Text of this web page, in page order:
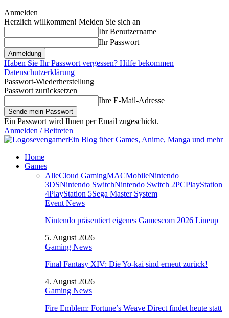
Anmelden
Herzlich willkommen! Melden Sie sich an
Ihr Benutzername
Ihr Passwort
Haben Sie Ihr Passwort vergessen? Hilfe bekommen
Datenschutzerklärung
Passwort-Wiederherstellung
Passwort zurücksetzen
Ihre E-Mail-Adresse
Ein Passwort wird Ihnen per Email zugeschickt.
Anmelden / Beitreten
sevengamerEin Blog über Games, Anime, Manga und mehr
Home
Games
AlleCloud GamingMACMobileNintendo
3DSNintendo SwitchNintendo Switch 2PCPlayStation
4PlayStation 5Sega Master System
Event News
Nintendo präsentiert eigenes Gamescom 2026 Lineup
5. August 2026
Gaming News
Final Fantasy XIV: Die Yo-kai sind erneut zurück!
4. August 2026
Gaming News
Fire Emblem: Fortune’s Weave Direct findet heute statt